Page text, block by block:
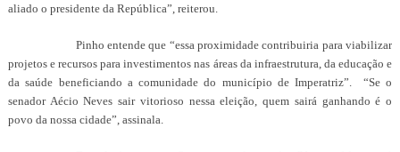
aliado o presidente da República”, reiterou.
Pinho entende que “essa proximidade contribuiria para viabilizar
projetos e recursos para investimentos nas áreas da infraestrutura, da educação e
da saúde beneficiando a comunidade do município de Imperatriz”. “Se o
senador Aécio Neves sair vitorioso nessa eleição, quem sairá ganhando é o
povo da nossa cidade”, assinala.